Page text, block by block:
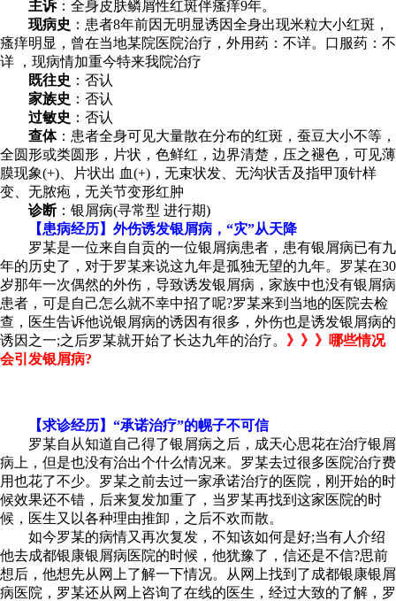
主诉：全身皮肤鳞屑性红斑伴瘙痒9年。
现病史 ：患者8年前因无明显诱因全身出现米粒大小红斑，
瘙痒明显，曾在当地某院医院治疗，外用药：不详。口服药：不
详 ，现病情加重今特来我院治疗
既往史 ：否认
家族史 ：否认
过敏史 ：否认
查体：患者全身可见大量散在分布的红斑，蚕豆大小不等，
全圆形或类圆形，片状，色鲜红，边界清楚，压之褪色，可见薄
膜现象(+)、片状出 血(+)，无束状发、无沟状舌及指甲顶针样
变、无脓疱，无关节变形红肿
诊断：银屑病(寻常型 进行期)
【患病经历】外伤诱发银屑病，“灾”从天降
罗某是一位来自自贡的一位银屑病患者，患有银屑病已有九
年的历史了，对于罗某来说这九年是孤独无望的九年。罗某在30
岁那年一次偶然的外伤，导致诱发银屑病，家族中也没有银屑病
患者，可是自己怎么就不幸中招了呢?罗某来到当地的医院去检
查，医生告诉他说银屑病的诱因有很多，外伤也是诱发银屑病的
诱因之一;之后罗某就开始了长达九年的治疗。 》》》哪些情况
会引发银屑病?
【求诊经历】“承诺治疗”的幌子不可信
罗某自从知道自己得了银屑病之后，成天心思花在治疗银屑
病上，但是也没有治出个什么情况来。罗某去过很多医院治疗费
用也花了不少。罗某之前去过一家承诺治疗的医院，刚开始的时
候效果还不错，后来复发加重了，当罗某再找到这家医院的时
候，医生又以各种理由推卸，之后不欢而散。
如今罗某的病情又再次复发，不知该如何是好;当有人介绍
他去成都银康银屑病医院的时候，他犹豫了，信还是不信?思前
想后，他想先从网上了解一下情况。从网上找到了成都银康银屑
病医院，罗某还从网上咨询了在线的医生，经过大致的了解，罗